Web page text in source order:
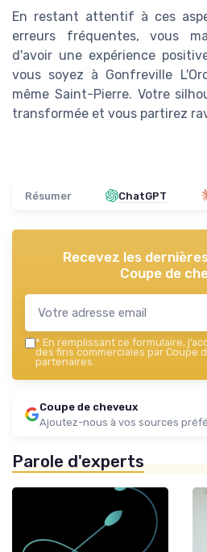
En restant attentif à ces
erreurs fréquentes, vous
d'avoir une expérience
vous soyez à Gonfreville
même Saint-Pierre. Votre
transformée et vous partirez
Résumer ChatGPT
Recevez les
Coupe de
* En remplissant ce formulaire,
des fins commerciales par Coupe
partenaires.
Coupe de cheveux
Ajoutez-nous à vos sources
Parole d'experts